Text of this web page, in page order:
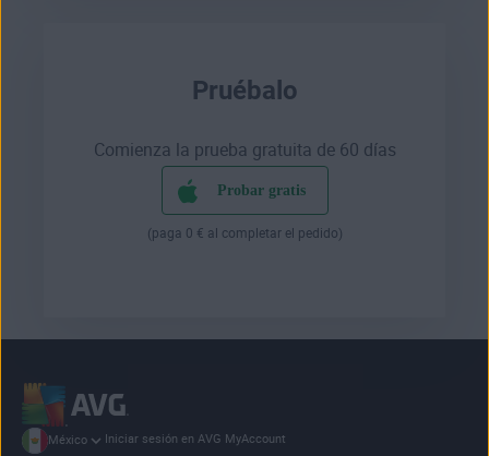
Pruébalo
Comienza la prueba gratuita de 60 días
Probar gratis
(paga 0 € al completar el pedido)
México Iniciar sesión en AVG MyAccount